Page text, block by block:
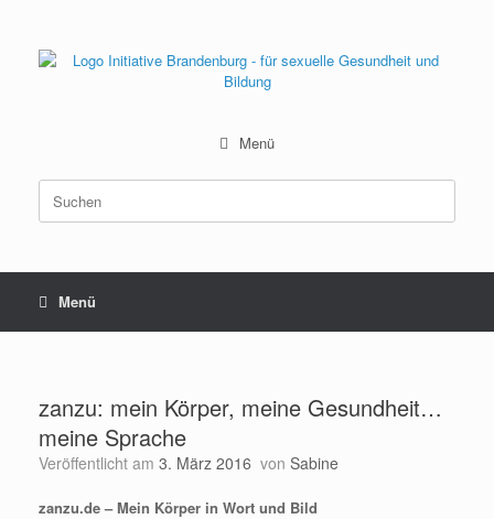
springen
Menü
Suchen
nach:
Menü
zanzu: mein Körper, meine Gesundheit…
meine Sprache
Veröffentlicht am 3. März 2016 von Sabine
zanzu.de – Mein Körper in Wort und Bild